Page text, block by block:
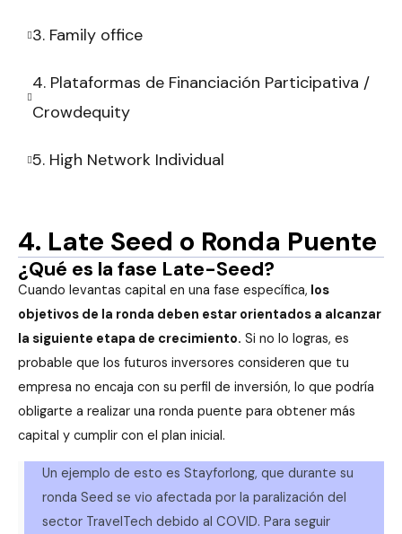
3. Family office
4. Plataformas de Financiación Participativa /
Crowdequity
5. High Network Individual
4. Late Seed o Ronda Puente
¿Qué es la fase Late-Seed?
Cuando levantas capital en una fase específica, los
objetivos de la ronda deben estar orientados a alcanzar
la siguiente etapa de crecimiento. Si no lo logras, es
probable que los futuros inversores consideren que tu
empresa no encaja con su perfil de inversión, lo que podría
obligarte a realizar una ronda puente para obtener más
capital y cumplir con el plan inicial.
Un ejemplo de esto es Stayforlong, que durante su
ronda Seed se vio afectada por la paralización del
sector TravelTech debido al COVID. Para seguir